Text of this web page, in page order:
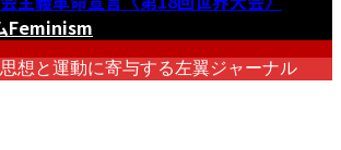
Feminism
想と運動に寄与する左翼ジャーナル